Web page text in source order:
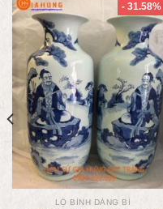
- 31.58%
LỘ BÌNH DÁNG BÍ